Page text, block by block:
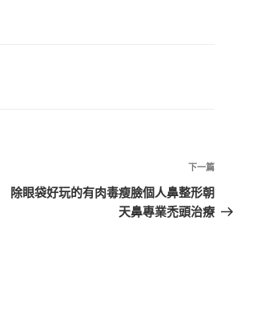
下
一
篇
下一篇
除眼袋好玩的有肉毒瘦臉個人鼻整形朝
天鼻專業禿頭治療